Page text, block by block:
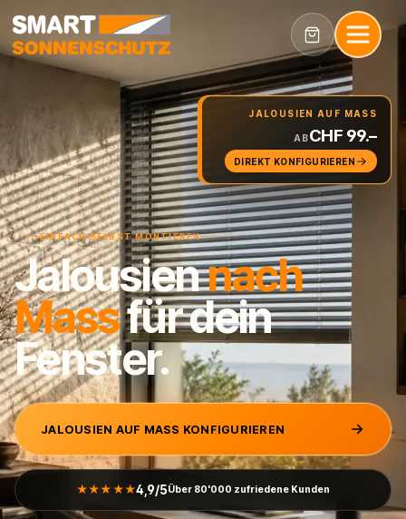
JALOUSIEN AUF MASS
ABCHF 99.–
DIREKT KONFIGURIEREN
EINFACH SELBST MONTIEREN
Jalousiennach
Massfür dein
Fenster.
JALOUSIEN AUF MASS KONFIGURIEREN
★★★★★4,9/5Über 80'000 zufriedene Kunden